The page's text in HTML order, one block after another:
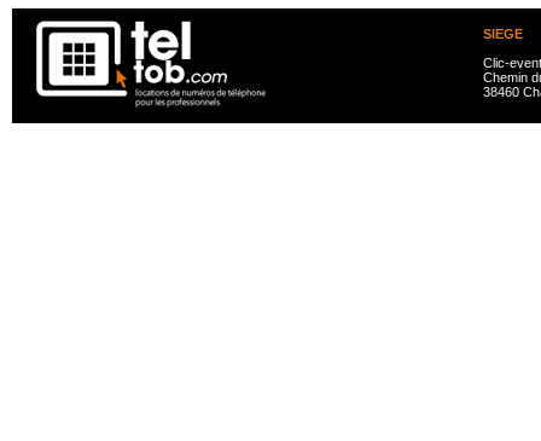
SIEGE
Clic-
Chemin
38460